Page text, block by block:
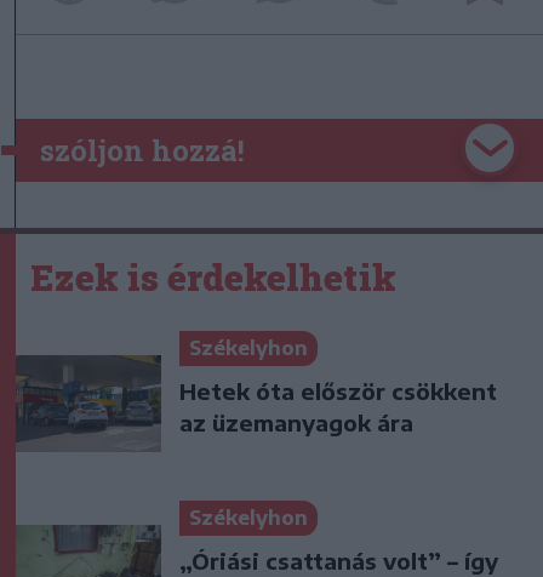
szóljon hozzá!
Ezek is érdekelhetik
Székelyhon
Hetek óta először csökkent
az üzemanyagok ára
Székelyhon
„Óriási csattanás volt” – így